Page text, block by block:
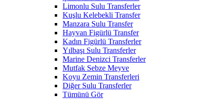
Limonlu Sulu Transferler
Kuşlu Kelebekli Transfer
Manzara Sulu Transfer
Hayvan Figürlü Transfer
Kadın Figürlü Transferler
Yılbaşı Sulu Transferler
Marine Denizci Transferler
Mutfak Sebze Meyve
Koyu Zemin Transferleri
Diğer Sulu Transferler
Tümünü Gör